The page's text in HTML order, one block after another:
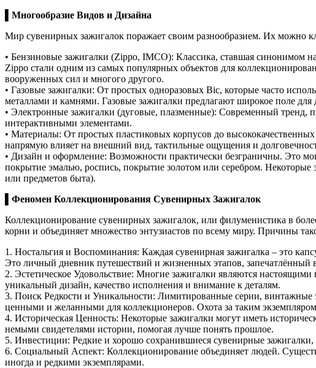
▌Многообразие Видов и Дизайна
Мир сувенирных зажигалок поражает своим разнообразием. Их можно
• Бензиновые зажигалки (Zippo, IMCO): Классика, ставшая синонимом
Zippo стали одним из самых популярных объектов для
вооруженных сил и многого другого.
• Газовые зажигалки: От простых одноразовых Bic, которые часто
металлами и камнями. Газовые зажигалки предлагают широкое поле
• Электронные зажигалки (дуговые, плазменные): Современный тренд,
интерактивными элементами.
• Материалы: От простых пластиковых корпусов до
напрямую влияет на внешний вид, тактильные ощущения и
• Дизайн и оформление: Возможности практически безграничны. Это
покрытие эмалью, роспись, покрытие золотом или серебром.
или предметов быта).
▌Феномен Коллекционирования Сувенирных Зажигалок
Коллекционирование сувенирных зажигалок, или филуменистика в
корни и объединяет множество энтузиастов по всему миру. Причины
1. Ностальгия и Воспоминания: Каждая сувенирная зажигалка – это
Это личный дневник путешествий и жизненных этапов, запечатлённый
2. Эстетическое Удовольствие: Многие зажигалки являются
уникальный дизайн, качество исполнения и внимание к деталям.
3. Поиск Редкости и Уникальности: Лимитированные серии,
ценными и желанными для коллекционеров. Охота за таким
4. Историческая Ценность: Некоторые зажигалки могут иметь
немыми свидетелями истории, помогая лучше понять прошлое.
5. Инвестиции: Редкие и хорошо сохранившиеся сувенирные
6. Социальный Аспект: Коллекционирование объединяет людей.
иногда и редкими экземплярами.